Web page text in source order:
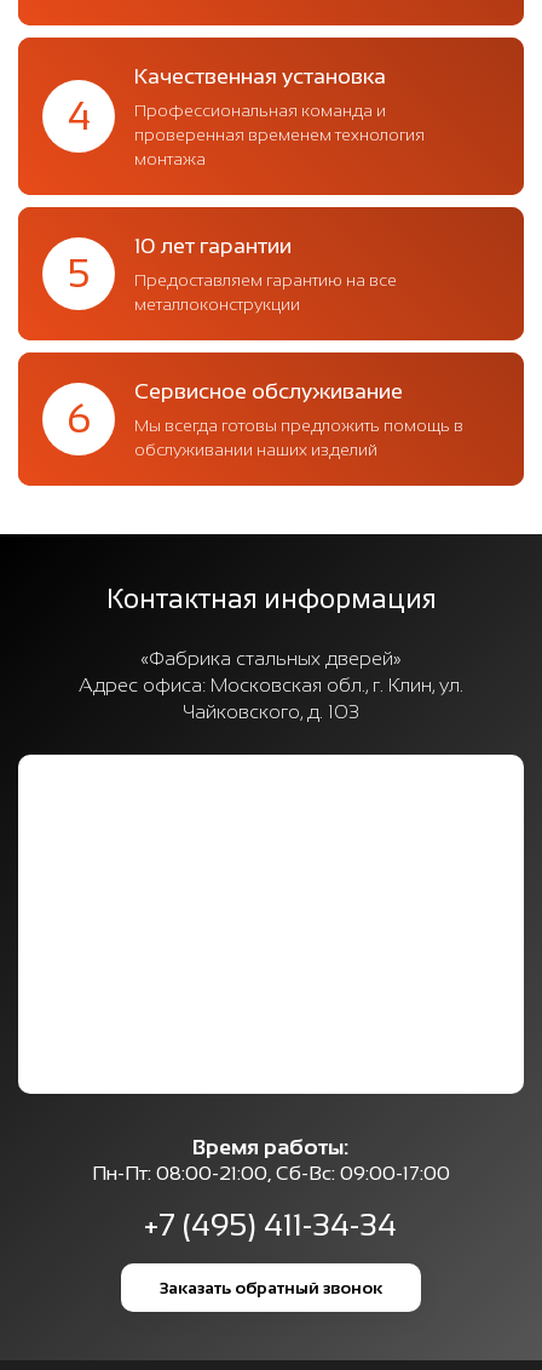
4
Качественная установка
Профессиональная команда и
проверенная временем технология
монтажа
5
10 лет гарантии
Предоставляем гарантию на все
металлоконструкции
6
Сервисное обслуживание
Мы всегда готовы предложить помощь в
обслуживании наших изделий
Контактная информация
«Фабрика стальных дверей»
Адрес офиса: Московская обл., г. Клин, ул.
Чайковского, д. 103
Время работы:
Пн-Пт: 08:00-21:00, Сб-Вс: 09:00-17:00
+7 (495) 411-34-34
Заказать обратный звонок